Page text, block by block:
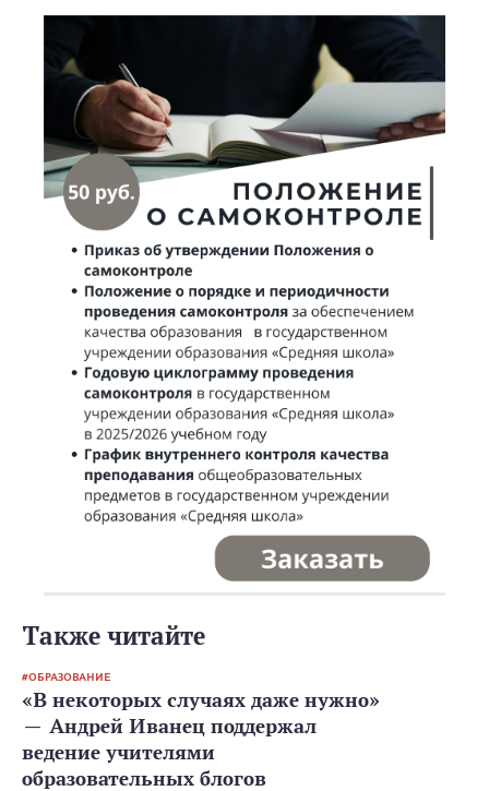
Также читайте
ОБРАЗОВАНИЕ
«В некоторых случаях даже нужно»
— Андрей Иванец поддержал
ведение учителями
образовательных блогов